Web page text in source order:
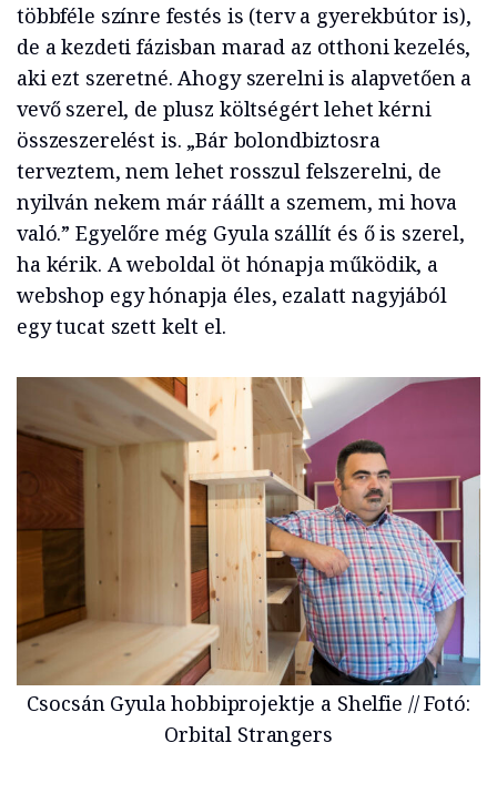
többféle színre festés is (terv a gyerekbútor is),
de a kezdeti fázisban marad az otthoni kezelés,
aki ezt szeretné. Ahogy szerelni is alapvetően a
vevő szerel, de plusz költségért lehet kérni
összeszerelést is. „Bár bolondbiztosra
terveztem, nem lehet rosszul felszerelni, de
nyilván nekem már ráállt a szemem, mi hova
való.” Egyelőre még Gyula szállít és ő is szerel,
ha kérik. A weboldal öt hónapja működik, a
webshop egy hónapja éles, ezalatt nagyjából
egy tucat szett kelt el.
Csocsán Gyula hobbiprojektje a Shelfie // Fotó:
Orbital Strangers